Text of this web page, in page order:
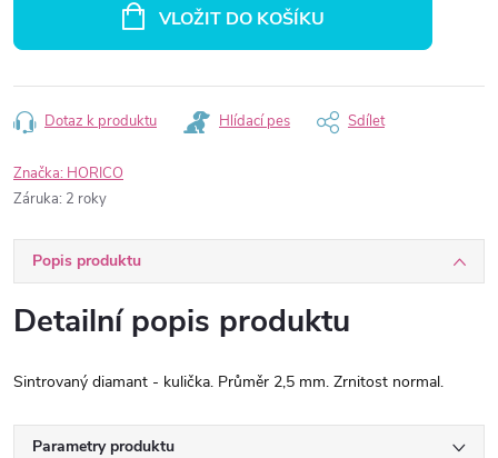
VLOŽIT DO KOŠÍKU
Dotaz k produktu Hlídací pes Sdílet
Značka: HORICO
Záruka: 2 roky
Popis produktu
Detailní popis produktu
Sintrovaný diamant - kulička. Průměr 2,5 mm. Zrnitost normal.
Parametry produktu